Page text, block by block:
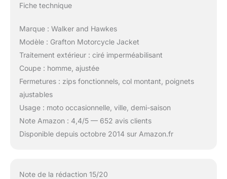
Fiche technique
Marque : Walker and Hawkes
Modèle : Grafton Motorcycle Jacket
Traitement extérieur : ciré imperméabilisant
Coupe : homme, ajustée
Fermetures : zips fonctionnels, col montant, poignets
ajustables
Usage : moto occasionnelle, ville, demi-saison
Note Amazon : 4,4/5 — 652 avis clients
Disponible depuis octobre 2014 sur Amazon.fr
Note de la rédaction 15/20